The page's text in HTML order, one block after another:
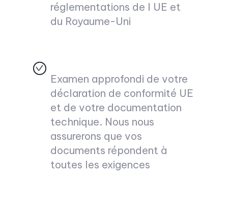
réglementations de l UE et
du Royaume-Uni
Examen approfondi de votre
déclaration de conformité UE
et de votre documentation
technique. Nous nous
assurerons que vos
documents répondent à
toutes les exigences